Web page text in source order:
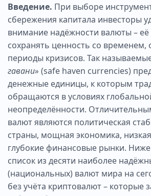
Введение. При выборе
сбережения капитала инвесторы
внимание надёжности валюты – её
сохранять ценность со временем,
периоды кризисов. Так
гавани» (safe haven currencies)
денежные единицы, к которым
обращаются в условиях
неопределённости.
валют являются политическая
страны, мощная экономика,
глубокие финансовые рынки. Ниже
список из десяти наиболее
(национальных) валют мира на
без учёта криптовалют – которые